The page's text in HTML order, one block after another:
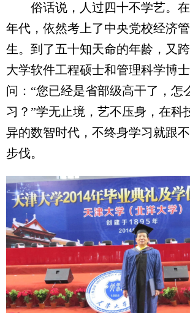
俗话说，人过四十不学艺。在
年代，依然考上了中央党校经济
生。到了五十知天命的年龄，又
大学软件工程硕士和管理科学博
问：“您已经是省部级高干了，怎
习？”学无止境，艺不压身，在科
异的数智时代，不终身学习就跟
步伐。